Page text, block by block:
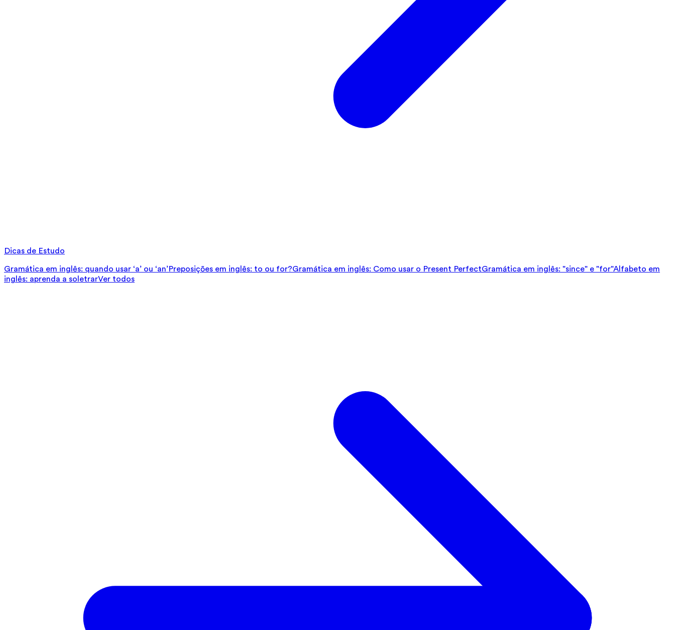
Dicas de Estudo
Gramática em inglês: quando usar ‘a’ ou ‘an’Preposições em inglês: to ou for?Gramática em inglês: Como usar o Present PerfectGramática em inglês: "since" e "for"Alfabeto em
inglês: aprenda a soletrarVer todos